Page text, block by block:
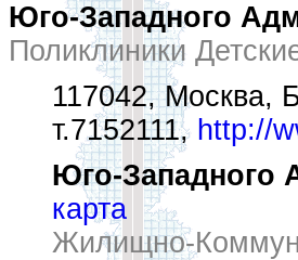
Юго-Западного
Поликлиники
117042, Москва,
т.7152111, http://
Юго-Западного
карта
Жилищно-